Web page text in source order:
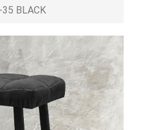
BLACK